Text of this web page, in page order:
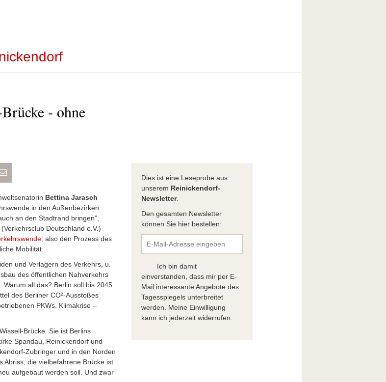
- ohne
teilen
per E-Mail teilen
Bettina Jarasch
in den Außenbezirken
an den Stadtrand bringen“,
(Verkehrsclub Deutschland e.V.)
, also den Prozess des
Mobilität.
und Verlagern des Verkehrs, u.
des öffentlichen Nahverkehrs
all das? Berlin soll bis 2045
des Berliner CO²-Ausstoßes
PKWs. Klimakrise –
Brücke. Sie ist Berlins
Spandau, Reinickendorf und
Zubringer und in den Norden
Abriss, die vielbefahrene Brücke ist
aufgebaut werden soll. Und zwar
Dies ist eine Leseprobe aus
unserem Reinickendorf-
Newsletter.
Den gesamten Newsletter
können Sie hier bestellen:
Ich bin damit
einverstanden, dass mir per E-
Mail interessante Angebote des
Tagesspiegels unterbreitet
werden. Meine Einwilligung
kann ich jederzeit widerrufen.